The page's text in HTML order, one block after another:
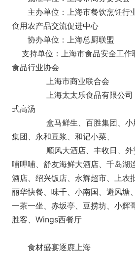
主办单位：上海市餐饮烹饪
食用农产品交流促进中心
协办单位：上海总厨联盟
支持单位：上海市食品安全
食品行业协会
上海市商业联合会
上海太太乐食品有限公
式高汤
盒马鲜生、百胜集团、小肥
集团、永和豆浆、和记小菜、
顺风大酒店、丰收日、外婆
哺呷哺、舒友海鲜大酒店、千岛湖
酒店、绍兴饭店、永辉超市、上农
丽华快餐、味千、小南国、避风塘
一茶一坐、赤坂亭、豆捞坊、小辉
胜客、Wings西餐厅
食材盛宴逐鹿上海